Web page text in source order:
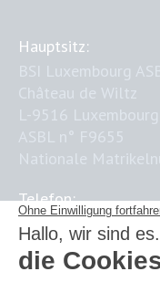
Hauptsitz:
Telefon:
+352 621 376 588
E-Mail: